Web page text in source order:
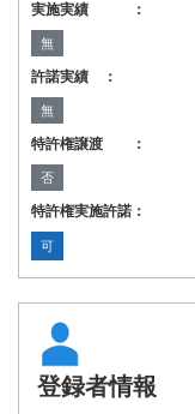
実施実績 ：
無
許諾実績 ：
無
特許権譲渡 ：
否
特許権実施許諾：
可
登録者情報